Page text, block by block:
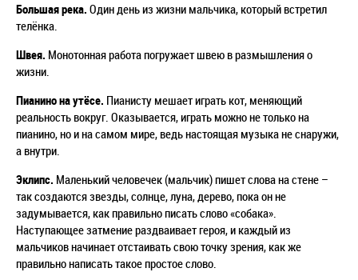
Большая река. Один день из жизни мальчика, который встретил
телёнка.
Швея. Монотонная работа погружает швею в размышления о
жизни.
Пианино на утёсе. Пианисту мешает играть кот, меняющий
реальность вокруг. Оказывается, играть можно не только на
пианино, но и на самом мире, ведь настоящая музыка не снаружи,
а внутри.
Эклипс. Маленький человечек (мальчик) пишет слова на стене –
так создаются звезды, солнце, луна, дерево, пока он не
задумывается, как правильно писать слово «собака».
Наступающее затмение раздваивает героя, и каждый из
мальчиков начинает отстаивать свою точку зрения, как же
правильно написать такое простое слово.